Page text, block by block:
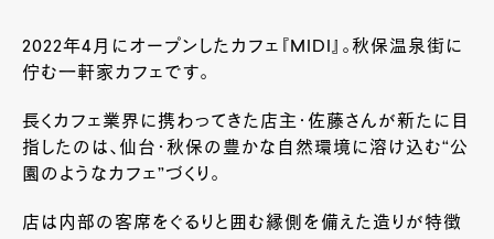
2022年4月にオープンしたカフェ『MIDI』。秋保温泉街に
佇む一軒家カフェです。
長くカフェ業界に携わってきた店主・佐藤さんが新たに目
指したのは、仙台・秋保の豊かな自然環境に溶け込む“公
園のようなカフェ”づくり。
店は内部の客席をぐるりと囲む縁側を備えた造りが特徴